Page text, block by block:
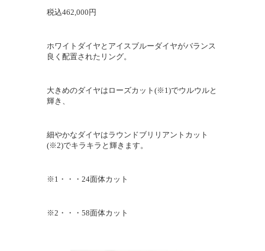
税込462,000円
ホワイトダイヤとアイスブルーダイヤがバランス
良く配置されたリング。
大きめのダイヤはローズカット(※1)でウルウルと
輝き、
細やかなダイヤはラウンドブリリアントカット
(※2)でキラキラと輝きます。
※1・・・24面体カット
※2・・・58面体カット